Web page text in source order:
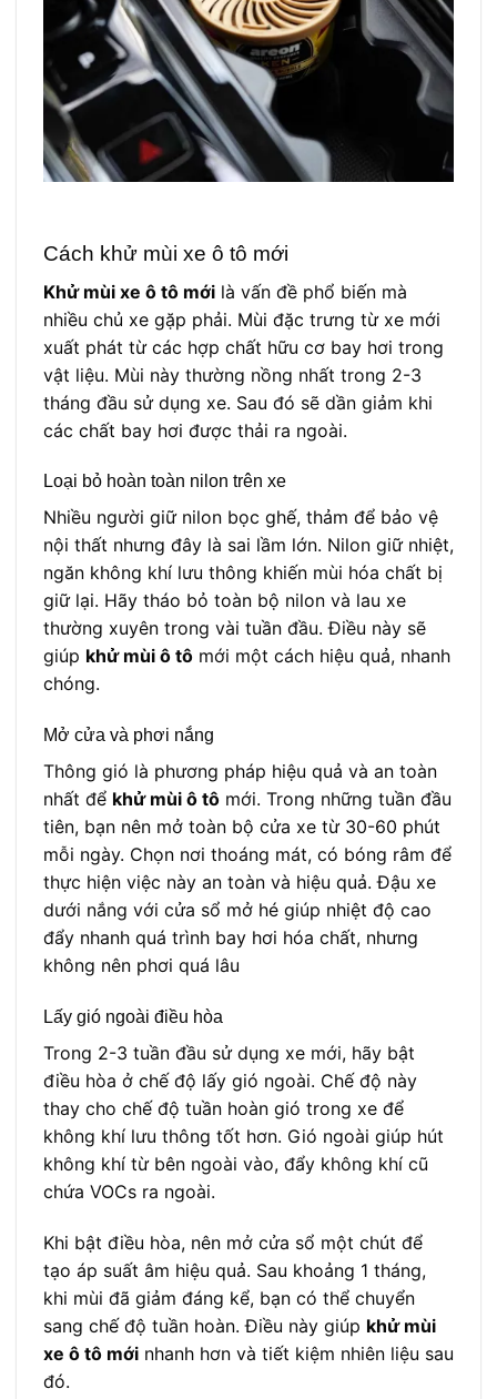
Cách khử mùi xe ô tô mới
Khử mùi xe ô tô mới là vấn đề phổ biến mà
nhiều chủ xe gặp phải. Mùi đặc trưng từ xe mới
xuất phát từ các hợp chất hữu cơ bay hơi trong
vật liệu. Mùi này thường nồng nhất trong 2-3
tháng đầu sử dụng xe. Sau đó sẽ dần giảm khi
các chất bay hơi được thải ra ngoài.
Loại bỏ hoàn toàn nilon trên xe
Nhiều người giữ nilon bọc ghế, thảm để bảo vệ
nội thất nhưng đây là sai lầm lớn. Nilon giữ nhiệt,
ngăn không khí lưu thông khiến mùi hóa chất bị
giữ lại. Hãy tháo bỏ toàn bộ nilon và lau xe
thường xuyên trong vài tuần đầu. Điều này sẽ
giúp khử mùi ô tô mới một cách hiệu quả, nhanh
chóng.
Mở cửa và phơi nắng
Thông gió là phương pháp hiệu quả và an toàn
nhất để khử mùi ô tô mới. Trong những tuần đầu
tiên, bạn nên mở toàn bộ cửa xe từ 30-60 phút
mỗi ngày. Chọn nơi thoáng mát, có bóng râm để
thực hiện việc này an toàn và hiệu quả. Đậu xe
dưới nắng với cửa sổ mở hé giúp nhiệt độ cao
đẩy nhanh quá trình bay hơi hóa chất, nhưng
không nên phơi quá lâu
Lấy gió ngoài điều hòa
Trong 2-3 tuần đầu sử dụng xe mới, hãy bật
điều hòa ở chế độ lấy gió ngoài. Chế độ này
thay cho chế độ tuần hoàn gió trong xe để
không khí lưu thông tốt hơn. Gió ngoài giúp hút
không khí từ bên ngoài vào, đẩy không khí cũ
chứa VOCs ra ngoài.
Khi bật điều hòa, nên mở cửa sổ một chút để
tạo áp suất âm hiệu quả. Sau khoảng 1 tháng,
khi mùi đã giảm đáng kể, bạn có thể chuyển
sang chế độ tuần hoàn. Điều này giúp khử mùi
xe ô tô mới nhanh hơn và tiết kiệm nhiên liệu sau
đó.